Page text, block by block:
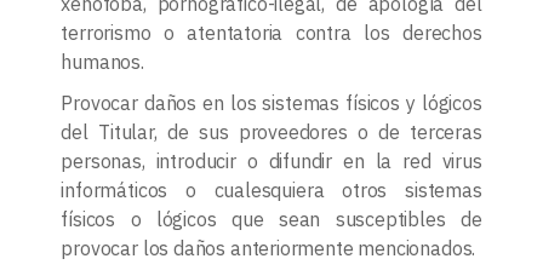
terrorismo o atentatoria contra los derechos
humanos.
Provocar daños en los sistemas físicos y lógicos
del Titular, de sus proveedores o de terceras
personas, introducir o difundir en la red virus
informáticos o cualesquiera otros sistemas
físicos o lógicos que sean susceptibles de
provocar los daños anteriormente mencionados.